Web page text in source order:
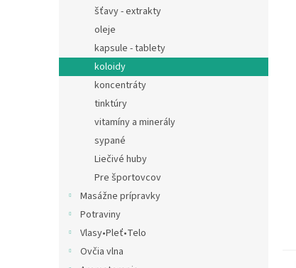
šťavy - extrakty
oleje
kapsule - tablety
koloidy
koncentráty
tinktúry
vitamíny a minerály
sypané
Liečivé huby
Pre športovcov
Masážne prípravky
Potraviny
Vlasy•Pleť•Telo
Ovčia vlna